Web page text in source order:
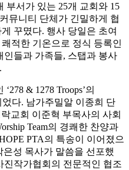
부서가 있는 25개 교회와 15
뮤니티 단체가 긴밀하게 협
꾸몄다. 행사 당일은 초여
적한 기온으로 정식 등록인
인들과 가족들, 스탭과 봉사
& 1278 Troops’의
었다. 남가주밀알 이종희 단
교회 이준혁 부목사의 사회
Team의 경쾌한 찬양과
PTA의 특송이 이어졌으
성 목사가 말씀을 선포했
진작가협회의 전문적인 협조